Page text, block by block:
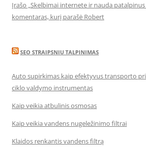
Įrašo „Skelbimai internete ir nauda
komentaras, kurį parašė Robert
SEO STRAIPSNIU TALPINIMAS
Auto supirkimas kaip efektyvus transporto
ciklo valdymo instrumentas
Kaip veikia atbulinis osmosas
Kaip veikia vandens nugeležinimo filtrai
Klaidos renkantis vandens filtrą